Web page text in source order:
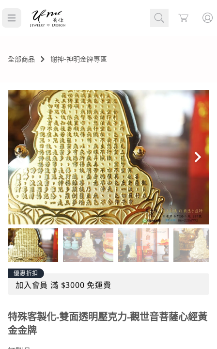
Cart
全部商品 謝神-神明金牌專區
優惠折扣
加入會員 滿 $3000 免運費
特殊客製化-雙面透明壓克力-觀世音菩薩心經黃
金金牌